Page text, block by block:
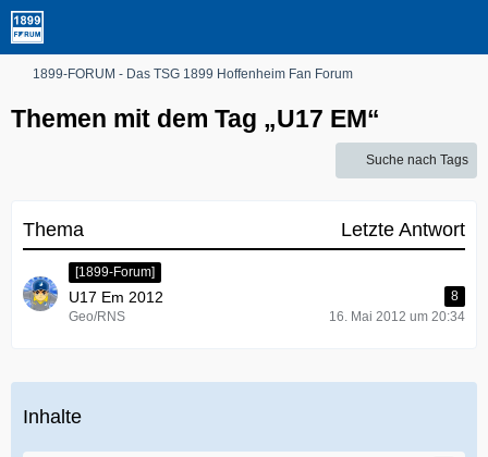
1899-FORUM - Das TSG 1899 Hoffenheim Fan Forum
Themen mit dem Tag „U17 EM“
Suche nach Tags
Thema Letzte Antwort
[1899-Forum]
U17 Em 2012
8
Geo/RNS
16. Mai 2012 um 20:34
Inhalte